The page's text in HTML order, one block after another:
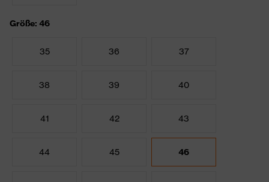
Größe: 46
35 36 37
38 39 40
41 42 43
44 45 46